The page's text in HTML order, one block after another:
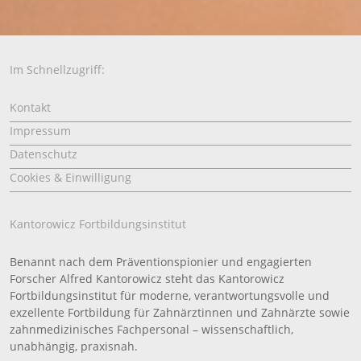
Im Schnellzugriff:
Kontakt
Impressum
Datenschutz
Cookies & Einwilligung
Kantorowicz Fortbildungsinstitut
Benannt nach dem Präventionspionier und engagierten
Forscher Alfred Kantorowicz steht das Kantorowicz
Fortbildungsinstitut für moderne, verantwortungsvolle und
exzellente Fortbildung für Zahnärztinnen und Zahnärzte sowie
zahnmedizinisches Fachpersonal – wissenschaftlich,
unabhängig, praxisnah.